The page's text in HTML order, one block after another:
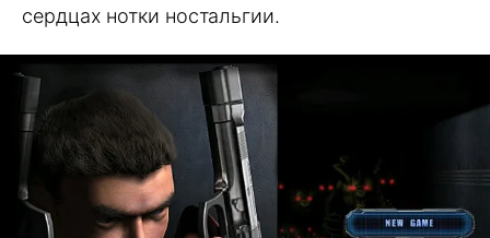
сердцах нотки ностальгии.